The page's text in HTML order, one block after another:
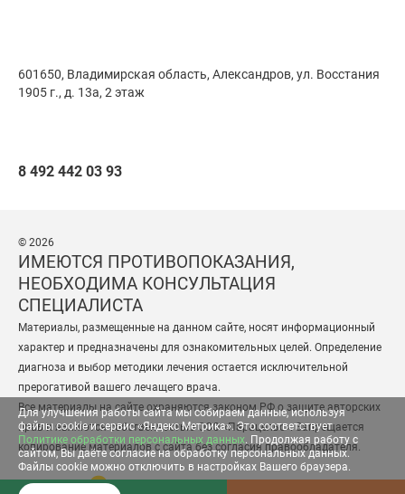
Для улучшения работы сайта мы собираем данные, используя
файлы cookie и сервис «Яндекс Метрика». Это соответствует
Политике обработки персональных данных. Продолжая работу с
сайтом, Вы даёте согласие на обработку персональных данных.
Файлы cookie можно отключить в настройках Вашего браузера.
601650, Владимирская область, Александров, ул. Восстания
1905 г., д. 13а, 2 этаж
8 492 442 03 93
© 2026
ИМЕЮТСЯ ПРОТИВОПОКАЗАНИЯ,
НЕОБХОДИМА КОНСУЛЬТАЦИЯ
СПЕЦИАЛИСТА
Материалы, размещенные на данном сайте, носят информационный
характер и предназначены для ознакомительных целей. Определение
диагноза и выбор методики лечения остается исключительной
прерогативой вашего лечащего врача.
Все материалы на сайте охраняются законом РФ о защите авторских
прав и являются собственностью ООО «Парацельс». Запрещается
копирование материалов с сайта без согласия правообладателя.